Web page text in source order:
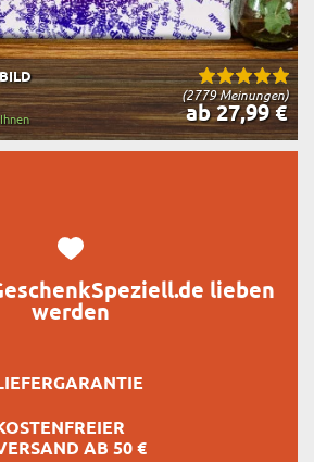
(2779 Meinungen)
ab 27,99 €
lieben
werden
AB 50 €